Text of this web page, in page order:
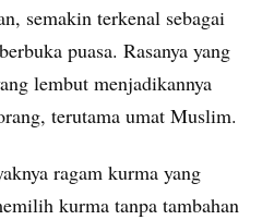
semakin terkenal sebagai
puasa. Rasanya yang
lembut menjadikannya
terutama umat Muslim.
ragam kurma yang
kurma tanpa tambahan